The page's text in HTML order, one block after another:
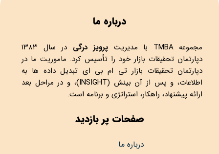
درباره ما
مجموعهTMBA با مدیریت پرویز درگی
در سال ۱۳۸۳
دپارتمان تحقیقات بازار خود را تأسیس کرد. ماموریت ما در
دپارتمان تحقیقات بازار تی ام بی ای تبدیل داده ها به
اطلاعات، و پس از آن بینش (INSIGHT)، و در مراحل بعد
ارائه پیشنهاد، راهکار، استراتژی و برنامه است.
صفحات پر بازدید
درباره ما